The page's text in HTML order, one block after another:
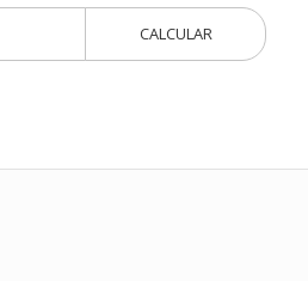
CALCULAR